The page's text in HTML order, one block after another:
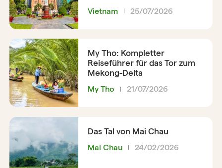
Vietnam 25/07/2026
My Tho: Kompletter
Reiseführer für das Tor zum
Mekong-Delta
My Tho 21/07/2026
Das Tal von Mai Chau
Mai Chau 24/02/2026